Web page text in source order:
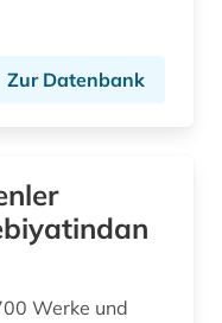
Zur Datenbank
Werke und